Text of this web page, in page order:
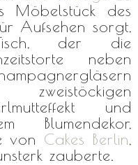
Möbelstück des
Aufsehen sorgt,
der die
neben
und
Blumendekor,
von Cakes Berlin,
zauberte.